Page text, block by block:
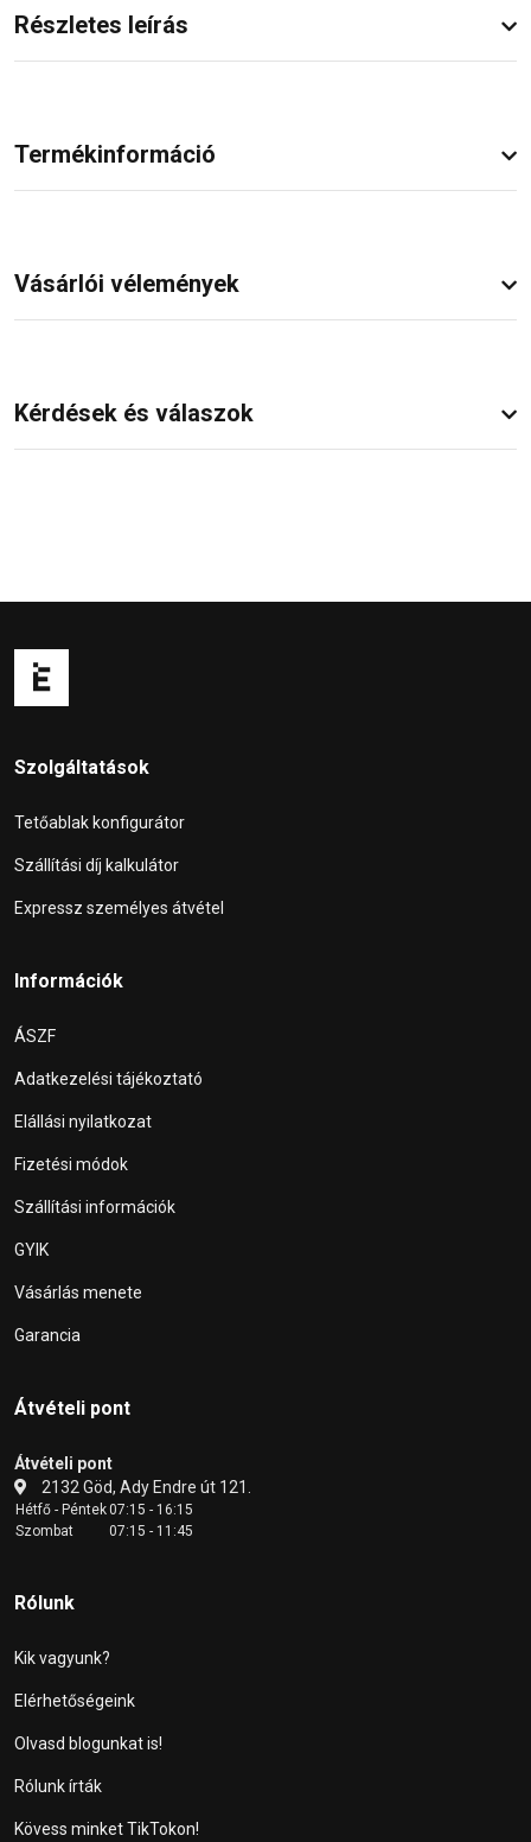
Részletes leírás
Termékinformáció
Vásárlói vélemények
Kérdések és válaszok
Szolgáltatások
Tetőablak konfigurátor
Szállítási díj kalkulátor
Expressz személyes átvétel
Információk
ÁSZF
Adatkezelési tájékoztató
Elállási nyilatkozat
Fizetési módok
Szállítási információk
GYIK
Vásárlás menete
Garancia
Átvételi pont
Átvételi pont
2132 Göd, Ady Endre út 121.
Hétfő - Péntek07:15 - 16:15
Szombat
07:15 - 11:45
Rólunk
Kik vagyunk?
Elérhetőségeink
Olvasd blogunkat is!
Rólunk írták
Kövess minket TikTokon!